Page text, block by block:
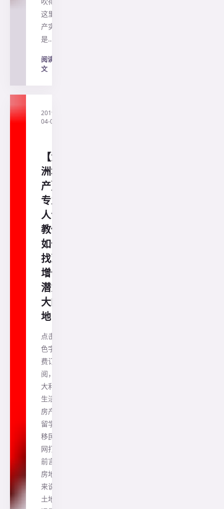
这里海
产实在
是…
阅读全
文
2019-
04-04
【澳
洲地
产】
专业
人士
教你
如何
找到
增值
潜力
大的
地
点击蓝
色字免
费订
阅，澳
大利亚
生活、
房产、
留学、
移民一
网打尽
前言:对
房地产
来说，
土地永